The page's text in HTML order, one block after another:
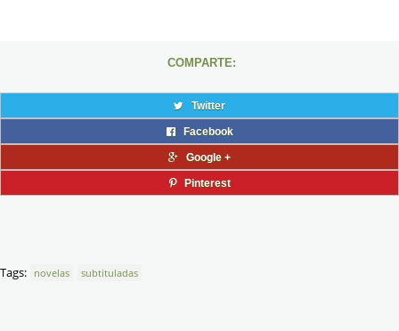
COMPARTE:
Twitter
Facebook
Google +
Pinterest
Tags: novelas subtituladas